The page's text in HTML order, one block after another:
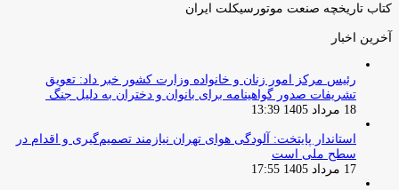
کتاب تاریخچه صنعت موتورسیکلت ایران
آخرین اخبار
رئیس مرکز امور زنان و خانواده وزارت کشور خبر داد: تعویق
تشریفات صدور گواهینامه برای بانوان و دختران به دلیل جنگ
18 مرداد 1405 13:39
استاندار پایتخت: آلودگی هوای تهران نیازمند تصمیم‌گیری و اقدام در
سطح ملی است
17 مرداد 1405 17:55